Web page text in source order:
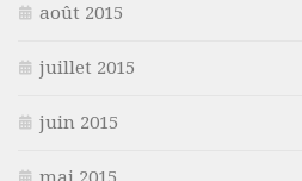
août 2015
juillet 2015
juin 2015